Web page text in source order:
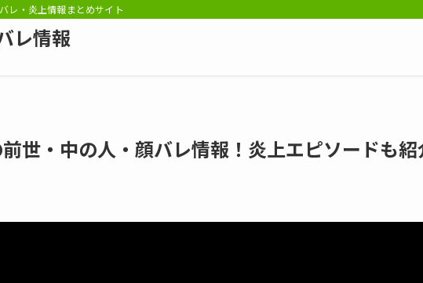
レ・炎上情報まとめサイト
レ情報
前世・中の人・顔バレ情報！炎上エピソードも